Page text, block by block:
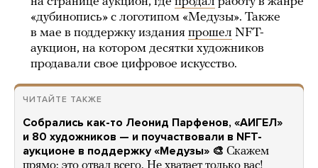
«дубинопись» с логотипом «Медузы». Также
в мае в поддержку издания прошел NFT-
аукцион, на котором десятки художников
продавали свое цифровое искусство.
ЧИТАЙТЕ ТАКЖЕ
Собрались как-то Леонид Парфенов, «АИГЕЛ»
и 80 художников — и поучаствовали в NFT-
аукционе в поддержку «Медузы» 🎨 Скажем
прямо: это отвал всего. Не хватает только вас!